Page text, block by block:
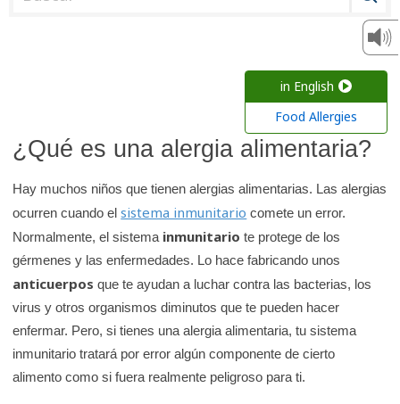
n
o
t
in English
Food Allergies
¿Qué es una alergia alimentaria?
Hay muchos niños que tienen alergias alimentarias. Las alergias
ocurren cuando elsistema inmunitario comete un error.
Normalmente, el sistema inmunitario te protege de los
gérmenes y las enfermedades. Lo hace fabricando unos
anticuerpos que te ayudan a luchar contra las bacterias, los
virus y otros organismos diminutos que te pueden hacer
enfermar. Pero, si tienes una alergia alimentaria, tu sistema
inmunitario tratará por error algún componente de cierto
alimento como si fuera realmente peligroso para ti.